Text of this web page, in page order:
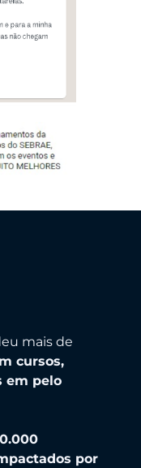
mais de
cursos,
em pelo
por